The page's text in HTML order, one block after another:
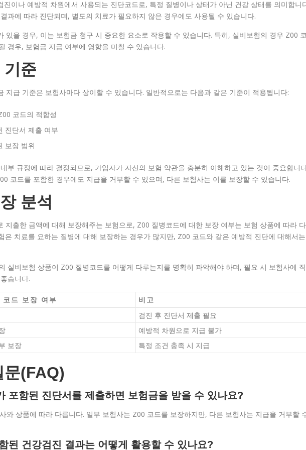
진이나 예방적 차원에서 사용되는 진단코드로, 특정 질병이나 상태가 아닌 건강 상태를 의미합니
과에 따라 진단되며, 별도의 치료가 필요하지 않은 경우에도 사용될 수 있습니다.
있을 경우, 이는 보험금 청구 시 중요한 요소로 작용할 수 있습니다. 특히, 실비보험의 경우 Z00 코
경우, 보험금 지급 여부에 영향을 미칠 수 있습니다.
기준
지급 기준은 보험사마다 상이할 수 있습니다. 일반적으로는 다음과 같은 기준이 적용됩니다:
코드의 적합성
진단서 제출 여부
보장 범위
부 규정에 따라 결정되므로, 가입자가 자신의 보험 약관을 충분히 이해하고 있는 것이 중요합니
코드를 포함한 경우에도 지급을 거부할 수 있으며, 다른 보험사는 이를 보장할 수 있습니다.
분석
지출한 금액에 대해 보장해주는 보험으로, Z00 질병코드에 대한 보장 여부는 보험 상품에 따라 다
은 치료를 요하는 질병에 대해 보장하는 경우가 많지만, Z00 코드와 같은 예방적 진단에 대해서는
실비보험 상품이 Z00 질병코드를 어떻게 다루는지를 명확히 파악해야 하며, 필요 시 보험사에 직
습니다.
드 보장 여부
비고
검진 후 진단서 제출 필요
예방적 차원으로 지급 불가
보장 특정 조건 충족 시 지급
(FAQ)
포함된 진단서를 제출하면 보험금을 받을 수 있나요?
와 상품에 따라 다릅니다. 일부 보험사는 Z00 코드를 보장하지만, 다른 보험사는 지급을 거부할
된 건강검진 결과는 어떻게 활용할 수 있나요?